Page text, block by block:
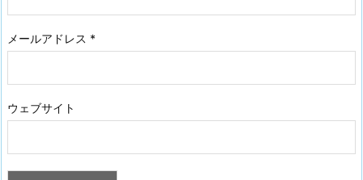
メールアドレス *
ウェブサイト